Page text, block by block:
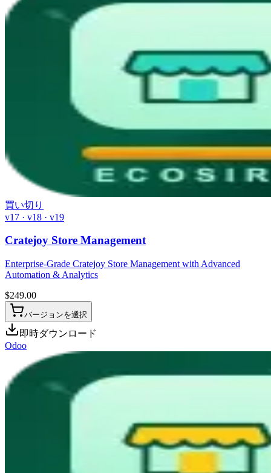
買い切り
v17 · v18 · v19
Cratejoy Store Management
Enterprise-Grade Cratejoy Store Management with Advanced
Automation & Analytics
$249.00
バージョンを選択
即時ダウンロード
Odoo